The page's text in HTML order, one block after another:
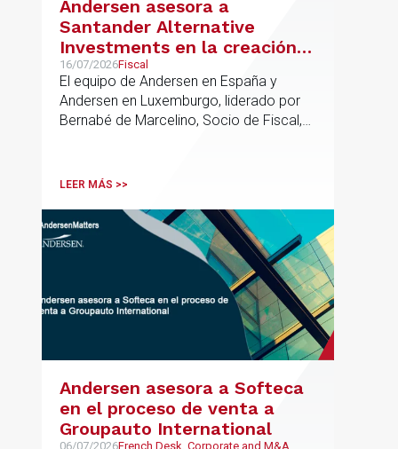
Andersen asesora a
Santander Alternative
Investments en la creación
de un nuevo fondo dirigido a
la financiación de pymes
europeas
16/07/2026Fiscal
El equipo de Andersen en España y
Andersen en Luxemburgo, liderado por
Bernabé de Marcelino, Socio de Fiscal,
formación del fondo, hasta el primer
LEER MÁS >>
Andersen asesora a Softeca
en el proceso de venta a
Groupauto International
06/07/2026French Desk, Corporate and M&A